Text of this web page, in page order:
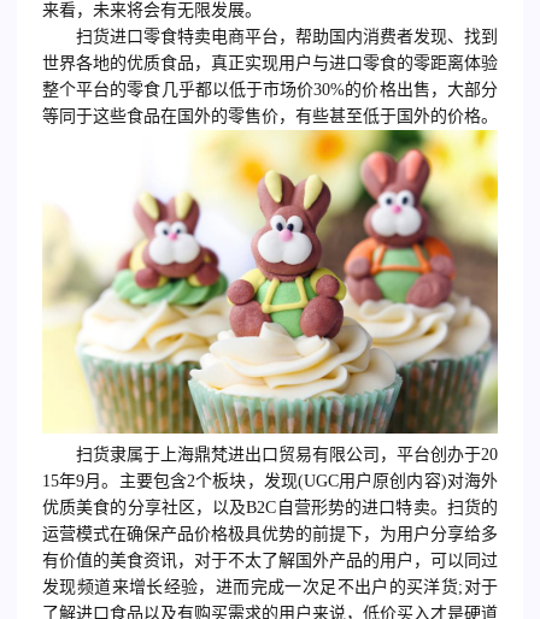
来看，未来将会有无限发展。
扫货进口零食特卖电商平台，帮助国内消费者发现、找到
世界各地的优质食品，真正实现用户与进口零食的零距离体验
整个平台的零食几乎都以低于市场价30%的价格出售，大部分
等同于这些食品在国外的零售价，有些甚至低于国外的价格。
扫货隶属于上海鼎梵进出口贸易有限公司，平台创办于20
15年9月。主要包含2个板块，发现(UGC用户原创内容)对海外
优质美食的分享社区，以及B2C自营形势的进口特卖。扫货的
运营模式在确保产品价格极具优势的前提下，为用户分享给多
有价值的美食资讯，对于不太了解国外产品的用户，可以同过
发现频道来增长经验，进而完成一次足不出户的买洋货;对于
了解进口食品以及有购买需求的用户来说，低价买入才是硬道